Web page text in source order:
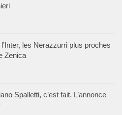
les Nerazzurri plus proches
Zenica
Spalletti, c’est fait. L’annonce